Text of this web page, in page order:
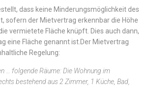
dass keine Minderungsmöglichkeit des
sofern der Mietvertrag erkennbar die Höhe
vermietete Fläche knüpft. Dies auch dann,
eine Fläche genannt ist.Der Mietvertrag
Regelung:
… folgende Räume: Die Wohnung im
bestehend aus 2 Zimmer, 1 Küche, Bad,